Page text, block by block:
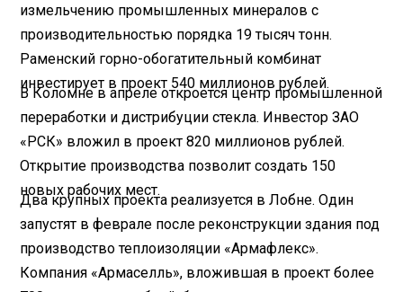
измельчению промышленных минералов с
производительностью порядка 19 тысяч тонн.
Раменский горно-обогатительный комбинат
инвестирует в проект 540 миллионов рублей.
В Коломне в апреле откроется центр промышленной
переработки и дистрибуции стекла. Инвестор ЗАО
«РСК» вложил в проект 820 миллионов рублей.
Открытие производства позволит создать 150
новых рабочих мест.
Два крупных проекта реализуется в Лобне. Один
запустят в феврале после реконструкции здания под
производство теплоизоляции «Армафлекс».
Компания «Армаселль», вложившая в проект более